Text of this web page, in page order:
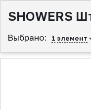
SHOWERS
Выбрано: 1 элемент